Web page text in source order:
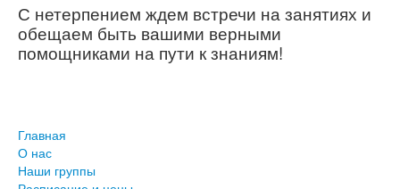
С нетерпением ждем встречи на занятиях и
обещаем быть вашими верными
помощниками на пути к знаниям!
Главная
О нас
Наши группы